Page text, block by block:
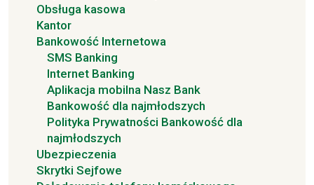
Obsługa kasowa
Kantor
Bankowość Internetowa
SMS Banking
Internet Banking
Aplikacja mobilna Nasz Bank
Bankowość dla najmłodszych
Polityka Prywatności Bankowość dla
najmłodszych
Ubezpieczenia
Skrytki Sejfowe